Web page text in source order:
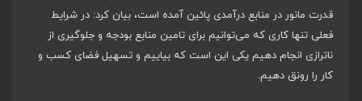
قدرت مانور در منابع درآمدی پائین آمده است، بیان کرد: در شرایط
فعلی تنها کاری که می‌توانیم برای تامین منابع بودجه و جلوگیری از
ناترازی انجام دهیم یکی این است که بیاییم و تسهیل فضای کسب و
کار را رونق دهیم.